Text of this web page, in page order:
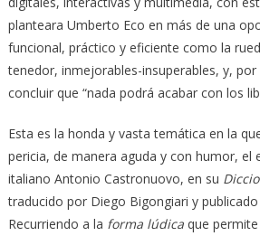
planteara Umberto Eco en más de una
funcional, práctico y eficiente como la
tenedor, inmejorables-insuperables, y,
concluir que “nada podrá acabar con los
Esta es la honda y vasta temática en la
pericia, de manera aguda y con humor, el
italiano Antonio Castronuovo, en su
traducido por Diego Bigongiari y publicado
Recurriendo a la forma lúdicaque permite